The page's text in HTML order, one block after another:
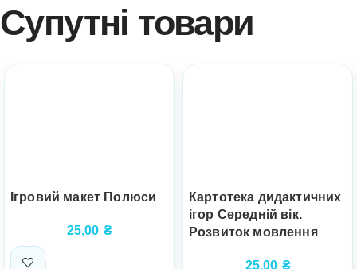
Супутні товари
Ігровий макет Полюси
25,00 ₴
Картотека дидактичних
ігор Середній вік.
Розвиток мовлення
25,00 ₴